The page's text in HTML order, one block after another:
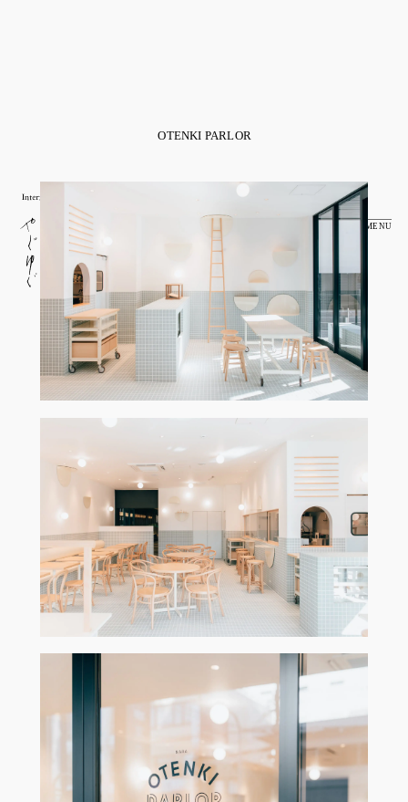
OTENKI PARLOR